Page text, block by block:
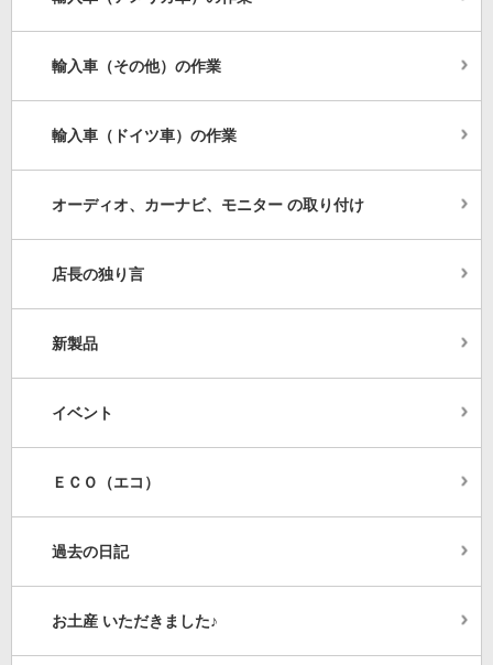
輸入車（その他）の作業
輸入車（ドイツ車）の作業
オーディオ、カーナビ、モニター の取り付け
店長の独り言
新製品
イベント
ＥＣＯ（エコ）
過去の日記
お土産 いただきました♪